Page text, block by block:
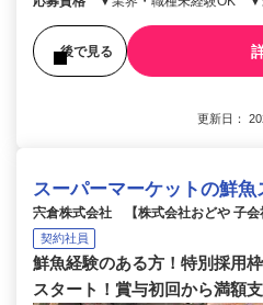
後で見る
更新日：
スーパーマーケットの鮮魚
宍倉株式会社 【株式会社おどや 子会
契約社員
鮮魚経験のある方！特別採用
スタート！賞与初回から満額